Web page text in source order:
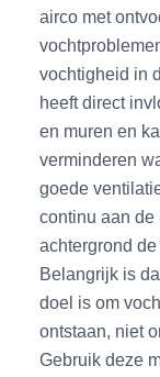
airco met
vochtigheid in
heeft direct
en muren en
verminderen
goede
continu aan
achtergrond
Belangrijk is
doel is om
ontstaan, niet
Gebruik deze